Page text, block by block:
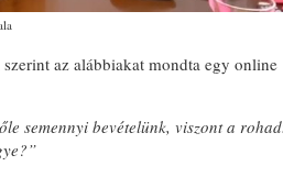
az alábbiakat mondta egy online
semennyi bevételünk, viszont a